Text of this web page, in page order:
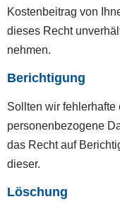
Kostenbeitrag von
dieses Recht
nehmen.
Berichtigung
Sollten wir
personenbezogene
das Recht auf
dieser.
Löschung